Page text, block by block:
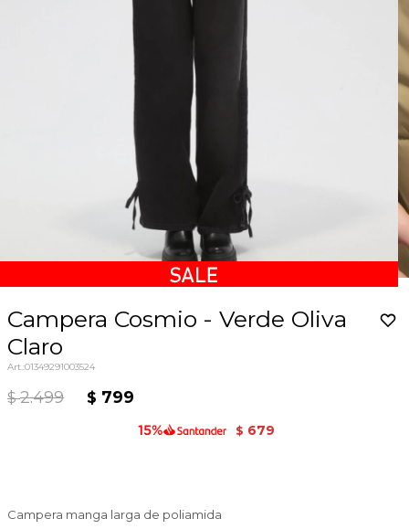
Campera Cosmio - Verde Oliva
Claro
01349291003524
$ 2.499 $ 799
$ 679
Campera manga larga de poliamida